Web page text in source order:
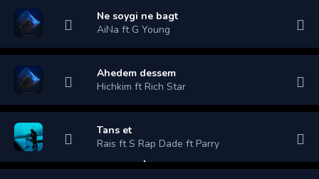
Ne soygi ne bagt
AiNa ft G Young
Ahedem dessem
Hichkim ft Rich Star
Tans et
Rais ft S Rap Dade ft Parry